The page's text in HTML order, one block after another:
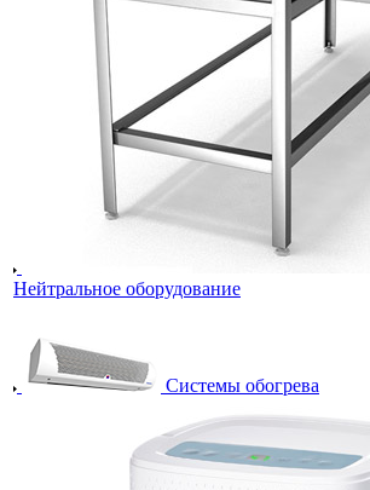
Нейтральное оборудование
Системы обогрева